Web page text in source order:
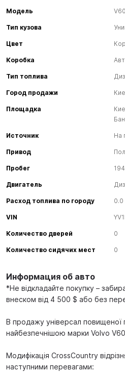
Информация об авто
*Не відкладайте покупку –
внеском від 4 500 $ або без
В продажу універсал повищеної
найбезпечнішою марки Volvo
Модифікація CrossCountry
наступними перевагами:
Модель V60
Тип кузова
Цвет
Коробка
Тип топлива
Город продажи
Площадка
Источник На
Привод
Пробег
Двигатель
Расход топлива по городу 0.0
VIN
Количество дверей 0
Количество сидячих мест 0